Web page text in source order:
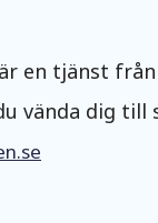
en tjänst från
vända dig till